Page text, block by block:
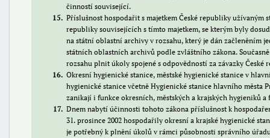
činností související.
15
Příslušnost hospodařit s majetkem České republiky užívaným
republiky souvisejících s tímto majetkem, se kterým byly
na státní oblastní archivy v rozsahu, který je dán začleněním
státních oblastních archivů podle zvláštního zákona.
rozsahu plnit úkoly spojené s odpovědností za závazky
16
Okresní hygienické stanice, městské hygienické stanice v
hygienické stanice včetně Hygienické stanice hlavního města
zanikají i funkce okresních, městských a krajských hygieniků
17
Dnem nabytí účinnosti tohoto zákona příslušnost k
31. prosince 2002 hospodařily okresní a krajské hygienické
je potřebný k plnění úkolů v rámci působnosti správního